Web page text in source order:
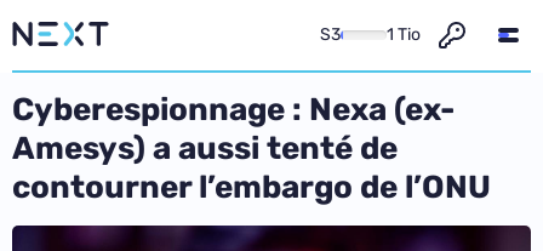
S3 1 Tio
Cyberespionnage : Nexa (ex-
Amesys) a aussi tenté de
contourner l’embargo de l’ONU